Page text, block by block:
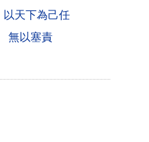
以天下為己任
無以塞責